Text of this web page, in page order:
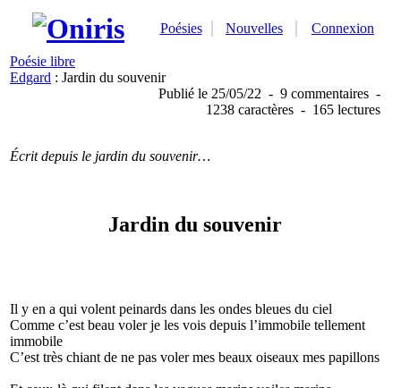
Poésies Nouvelles Connexion
Poésie libre
Edgard : Jardin du souvenir
Publié le 25/05/22 - 9 commentaires -
1238 caractères - 165 lectures
Écrit depuis le jardin du souvenir…
Jardin du souvenir
Il y en a qui volent peinards dans les ondes bleues du ciel
Comme c’est beau voler je les vois depuis l’immobile tellement
immobile
C’est très chiant de ne pas voler mes beaux oiseaux mes papillons